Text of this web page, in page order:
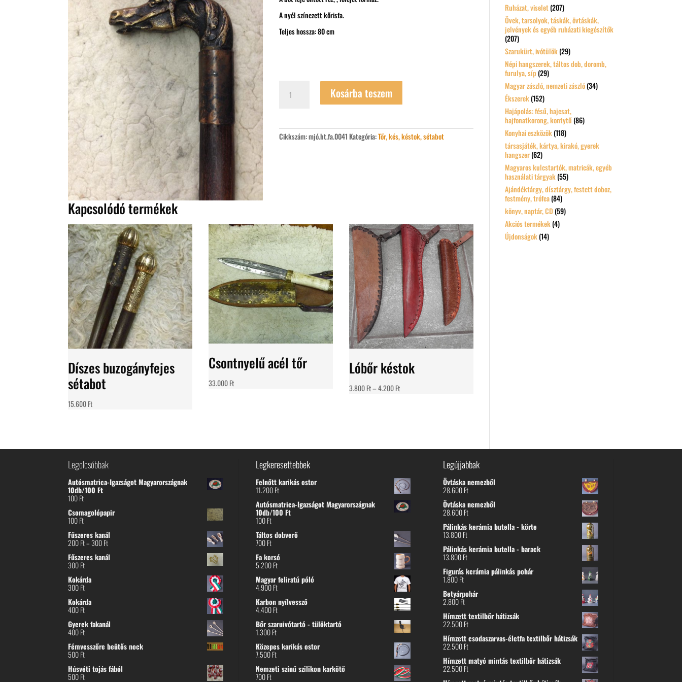
A nyél színezett kőrisfa.
Teljes hossza: 80 cm
sétabot
Kosárba teszem
Cikkszám:mjó.ht.fa.0041 Kategória:Tőr, kés, késtok, sétabot
Kapcsolódó termékek
Díszes buzogányfejes
sétabot
15.600Ft
Csontnyelű acél tőr
33.000Ft
Lóbőr késtok
3.800Ft–4.200FtÁrtartomány:
Ruházat, viselet(207)
Övek, tarsolyok, táskák, övtáskák,
jelvények és egyéb ruházati kiegészítők
(207)
Szarukürt, ivótülök(29)
Népi hangszerek, táltos dob, doromb,
furulya, síp (29)
Magyar zászló, nemzeti zászló(34)
Ékszerek(152)
Hajápolás: fésű, hajcsat,
hajfonatkorong, kontytű(86)
Konyhai eszközök(118)
társasjáték, kártya, kirakó, gyerek
hangszer(62)
Magyaros kulcstartók, matricák, egyéb
használati tárgyak(55)
Ajándéktárgy, dísztárgy, festett doboz,
festmény, trófea(84)
könyv, naptár, CD (59)
Akciós termékek(4)
Újdonságok(14)
Legolcsóbbak
Autósmatrica-Igazságot Magyarországnak
10db/100 Ft
100Ft
Csomagolópapir
100Ft
Fűszeres kanál
200Ft– 300FtÁrtartomány:
-
Fűszeres kanál
300Ft
Kokárda
300Ft
Kokárda
400Ft
Gyerek fakanál
400Ft
Fémvesszőre beütős nock
500Ft
Húsvéti tojás fából
500Ft
Legkeresettebbek
Felnőtt karikás ostor
11.200Ft
Autósmatrica-Igazságot Magyarországnak
10db/100 Ft
100Ft
Táltos dobverő
700Ft
Fa korsó
5.200Ft
Magyar feliratú póló
4.900Ft
Karbon nyílvessző
4.400Ft
Bőr szaruivótartó - tülöktartó
1.300Ft
Közepes karikás ostor
7.500Ft
Nemzeti színű szilikon karkötő
700Ft
Legújjabbak
Övtáska nemezből
28.600Ft
Övtáska nemezből
28.600Ft
Pálinkás kerámia butella - körte
13.800Ft
Pálinkás kerámia butella - barack
13.800Ft
Figurás kerámia pálinkás pohár
1.800Ft
Betyárpohár
2.800Ft
Hímzett textilbőr hátizsák
22.500Ft
Hímzett csodaszarvas-életfa textilbőr hátizsák
22.500Ft
Hímzett matyó mintás textilbőr hátizsák
22.500Ft